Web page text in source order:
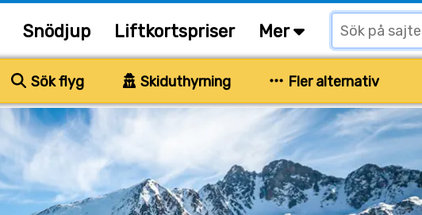
Snödjup Liftkortspriser Mer
Sök flyg Skiduthyrning Fler alternativ